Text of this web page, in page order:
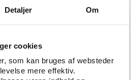
Detaljer Om
cookies
som kan bruges af websteder
mere effektiv.
bedre uddannet end unge i
indikator for at være
er frivillig uanset
kun er omkring hver femte